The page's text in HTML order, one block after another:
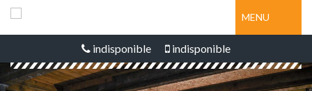
MENU
indisponible indisponible